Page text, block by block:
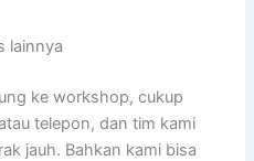
lainnya
ke workshop, cukup
telepon, dan tim kami
jauh. Bahkan kami bisa